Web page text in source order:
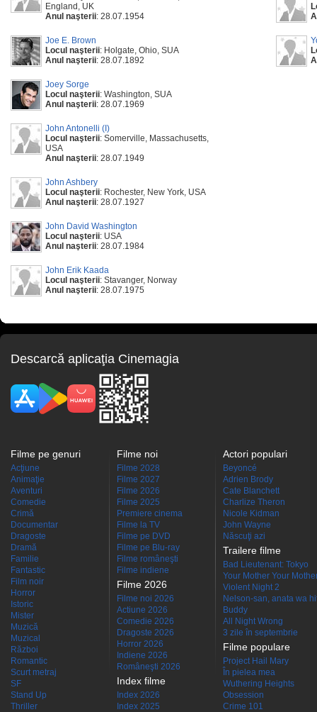
England, UK
Anul naşterii: 28.07.1954
Joe E. Brown
Locul naşterii: Holgate, Ohio, SUA
Anul naşterii: 28.07.1892
Joey Sorge
Locul naşterii: Washington, SUA
Anul naşterii: 28.07.1969
John Antonelli (I)
Locul naşterii: Somerville, Massachusetts,
USA
Anul naşterii: 28.07.1949
John Ashbery
Locul naşterii: Rochester, New York, USA
Anul naşterii: 28.07.1927
John David Washington
Locul naşterii: USA
Anul naşterii: 28.07.1984
John Erik Kaada
Locul naşterii: Stavanger, Norway
Anul naşterii: 28.07.1975
Descarcă aplicaţia Cinemagia
Filme pe genuri
Acţiune
Animaţie
Aventuri
Comedie
Crimă
Documentar
Dragoste
Dramă
Familie
Fantastic
Film noir
Horror
Istoric
Mister
Muzică
Muzical
Război
Romantic
Scurt metraj
SF
Stand Up
Thriller
Filme noi
Filme 2028
Filme 2027
Filme 2026
Filme 2025
Premiere cinema
Filme la TV
Filme pe DVD
Filme pe Blu-ray
Filme româneşti
Filme indiene
Filme 2026
Filme noi 2026
Actiune 2026
Comedie 2026
Dragoste 2026
Horror 2026
Indiene 2026
Româneşti 2026
Index filme
Index 2026
Index 2025
Actori populari
Beyoncé
Adrien Brody
Cate Blanchett
Charlize Theron
Nicole Kidman
John Wayne
Născuţi azi
Trailere filme
Bad Lieutenant: Tokyo
Your Mother Your
Violent Night 2
Nelson-san, anata wa
Buddy
All Night Wrong
3 zile în septembrie
Filme populare
Project Hail Mary
În pielea mea
Wuthering Heights
Obsession
Crime 101